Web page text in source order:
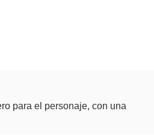
para el personaje, con una